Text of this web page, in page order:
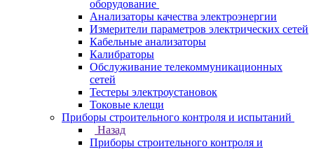
оборудование
Анализаторы качества электроэнергии
Измерители параметров электрических сетей
Кабельные анализаторы
Калибраторы
Обслуживание телекоммуникационных
сетей
Тестеры электроустановок
Токовые клещи
Приборы строительного контроля и испытаний
Назад
Приборы строительного контроля и